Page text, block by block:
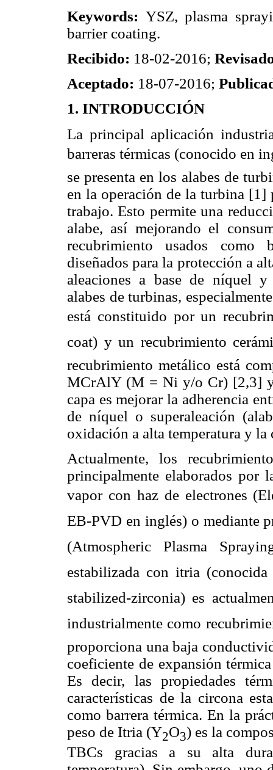
Keywords: YSZ, plasma
barrier coating.
Recibido: 18-02-2016;
Aceptado: 18-07-2016;
1. INTRODUCCIÓN
La principal aplicación
barreras térmicas (conocido en
se presenta en los alabes de
en la operación de la turbina [1]
trabajo. Esto permite una
alabe, así mejorando el
recubrimiento usados como
diseñados para la protección a
aleaciones a base de níquel y
alabes de turbinas,
está constituido por un
coat) y un recubrimiento
recubrimiento metálico está
MCrAlY (M = Ni y/o Cr) [2,3] y
capa es mejorar la adherencia
de níquel o superaleación
oxidación a alta temperatura y
Actualmente, los
principalmente elaborados por
vapor con haz de electrones
EB-PVD en inglés) o mediante
(Atmospheric Plasma
estabilizada con itria
stabilized-zirconia) es
industrialmente como
proporciona una baja
coeficiente de expansión
Es decir, las propiedades
características de la circona
como barrera térmica. En la
peso de Itria (Y2O3) es la
TBCs gracias a su alta